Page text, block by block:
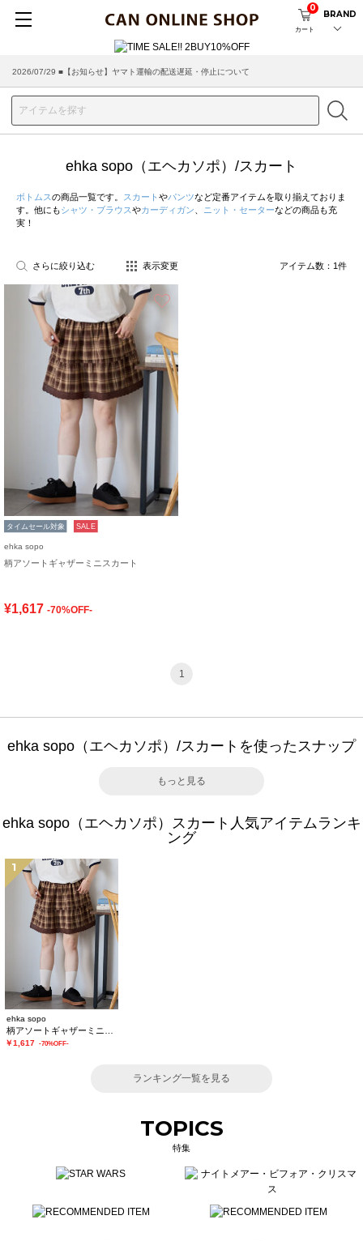
カート
0
BRAND
2026/07/29 ■【お知らせ】ヤマト運輸の配送遅延・停止について
2026/03/18 ■店舗受け取りサービスのご案内
ehka sopo（エヘカソポ）/スカート
ボトムスの商品一覧です。 スカート やパンツなど定番アイテムを取り揃えておりま
す。他にもシャツ・ブラウスやカーディガン ニット・セーターなどの商品も充
実！
さらに絞り込む 表示変更 アイテム数： 1件
タイムセール対象 SALE
ehka sopo
柄アソートギャザーミニスカート
¥1,617 -70%OFF-
1
ehka sopo（エヘカソポ）/スカートを使ったスナップ
もっと見る
ehka sopo（エヘカソポ）スカート人気アイテムランキ
ング
1
ehka sopo
￥1,617 -70%OFF-
ランキング一覧を見る
TOPICS
特集